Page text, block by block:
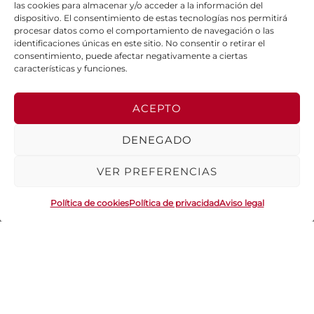
las cookies para almacenar y/o acceder a la información del
dispositivo. El consentimiento de estas tecnologías nos permitirá
procesar datos como el comportamiento de navegación o las
identificaciones únicas en este sitio. No consentir o retirar el
consentimiento, puede afectar negativamente a ciertas
características y funciones.
ACEPTO
DENEGADO
VER PREFERENCIAS
Política de cookiesPolítica de privacidadAviso legal
LA COMPETITIVIDAD DE
OBJETO DE REFORZAR
LAS PYMES DURANTE
EL AÑO 2024. PARA